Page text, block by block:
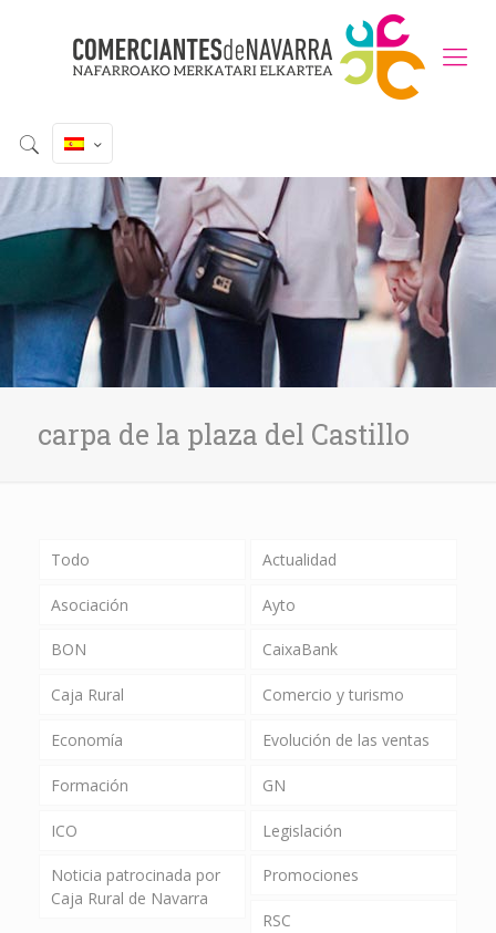
carpa de la plaza del Castillo
Todo Actualidad
Asociación Ayto
BON CaixaBank
Caja Rural Comercio y turismo
Economía Evolución de las ventas
Formación GN
ICO Legislación
Noticia patrocinada por
Caja Rural de Navarra
Promociones
RSC